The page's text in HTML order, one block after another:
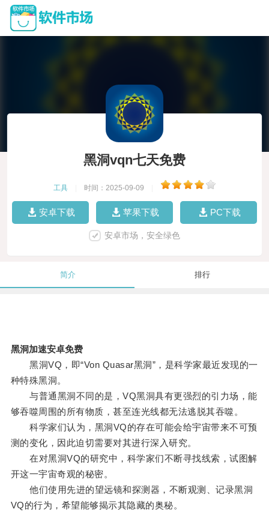
黑洞vqn七天免费
工具 时间：2025-09-09
安卓下载 苹果下载 PC下载
安卓市场，安全绿色
简介 排行
黑洞加速安卓免费
黑洞VQ，即“Von Quasar黑洞”，是科学家最近发现的一
种特殊黑洞。
与普通黑洞不同的是，VQ黑洞具有更强烈的引力场，能
够吞噬周围的所有物质，甚至连光线都无法逃脱其吞噬。
科学家们认为，黑洞VQ的存在可能会给宇宙带来不可预
测的变化，因此迫切需要对其进行深入研究。
在对黑洞VQ的研究中，科学家们不断寻找线索，试图解
开这一宇宙奇观的秘密。
他们使用先进的望远镜和探测器，不断观测、记录黑洞
VQ的行为，希望能够揭示其隐藏的奥秘。